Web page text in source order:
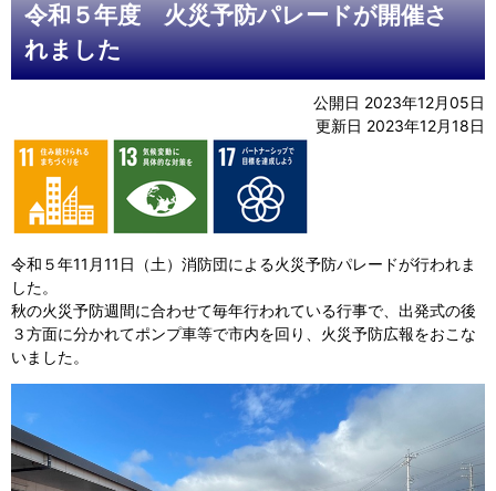
令和５年度 火災予防パレードが開催さ
れました
公開日 2023年12月05日
更新日 2023年12月18日
令和５年11月11日（土）消防団による火災予防パレードが行われま
した。
秋の火災予防週間に合わせて毎年行われている行事で、出発式の後
３方面に分かれてポンプ車等で市内を回り、火災予防広報をおこな
いました。